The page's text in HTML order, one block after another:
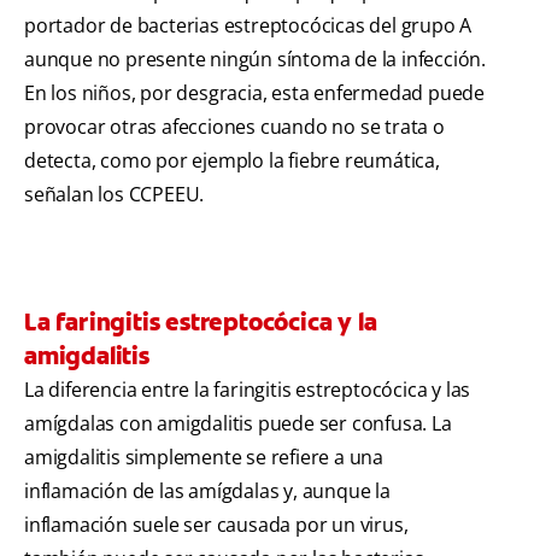
portador de bacterias estreptocócicas del grupo A
aunque no presente ningún síntoma de la infección.
En los niños, por desgracia, esta enfermedad puede
provocar otras afecciones cuando no se trata o
detecta, como por ejemplo la fiebre reumática,
señalan los CCPEEU.
La faringitis estreptocócica y la
amigdalitis
La diferencia entre la faringitis estreptocócica y las
amígdalas con amigdalitis puede ser confusa. La
amigdalitis simplemente se refiere a una
inflamación de las amígdalas y, aunque la
inflamación suele ser causada por un virus,